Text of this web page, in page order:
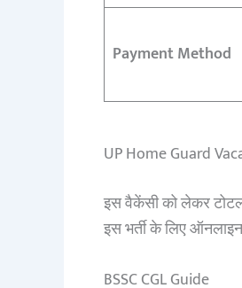
Payment Method
UP Home Guard
इस वैकेंसी को लेकर टोटल
इस भर्ती के लिए
BSSC CGL Guide